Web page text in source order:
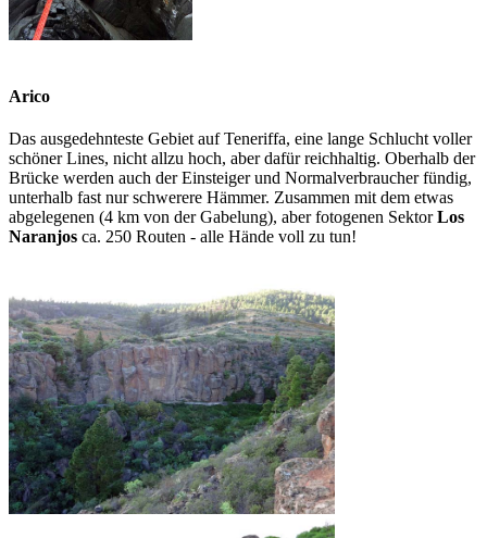
Arico
Das ausgedehnteste Gebiet auf Teneriffa, eine lange Schlucht voller
schöner Lines, nicht allzu hoch, aber dafür reichhaltig. Oberhalb der
Brücke werden auch der Einsteiger und Normalverbraucher fündig,
unterhalb fast nur schwerere Hämmer. Zusammen mit dem etwas
abgelegenen (4 km von der Gabelung), aber fotogenen SektorLos
Naranjos ca. 250 Routen - alle Hände voll zu tun!